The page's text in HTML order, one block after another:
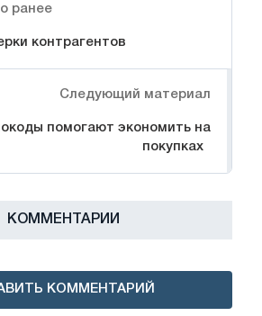
ранее
контрагентов
Следующий материал
помогают экономить на
покупках
КОММЕНТАРИИ
КОММЕНТАРИЙ